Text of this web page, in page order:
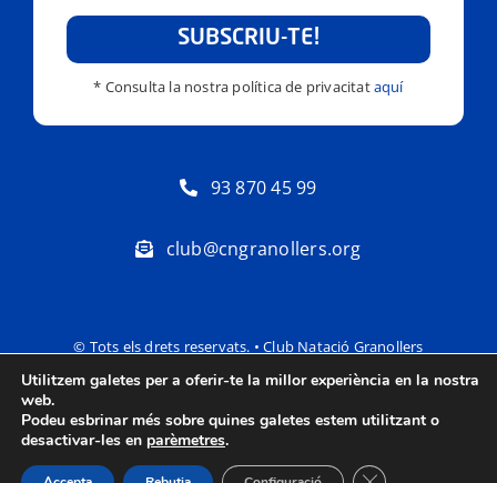
SUBSCRIU-TE!
* Consulta la nostra política de privacitataquí
93 870 45 99
club@cngranollers.org
© Tots els drets reservats. • Club Natació Granollers
Política de privacitat Avís Legal
Utilitzem galetes per a oferir-te la millor experiència en la nostra
web.
Podeu esbrinar més sobre quines galetes estem utilitzant o
desactivar-les en parèmetres.
Tanca el bàner de